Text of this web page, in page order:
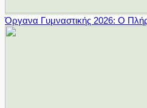
Όργανα Γυμναστικής 2026: Ο